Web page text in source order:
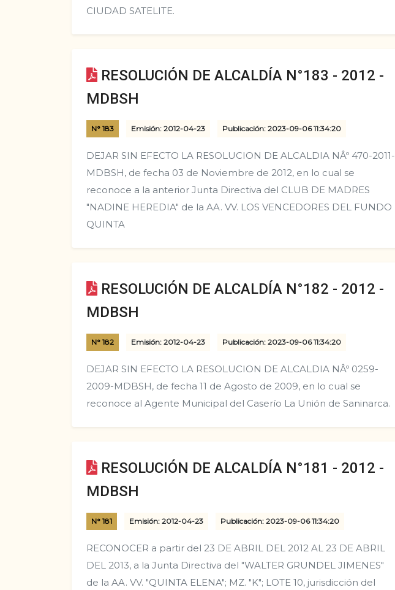
CIUDAD SATELITE.
RESOLUCIÓN DE ALCALDÍA N°183 - 2012 -
MDBSH
N° 183 Emisión: 2012-04-23 Publicación: 2023-09-06 11:34:20
DEJAR SIN EFECTO LA RESOLUCION DE ALCALDIA NÂº 470-2011-
MDBSH, de fecha 03 de Noviembre de 2012, en lo cual se
reconoce a la anterior Junta Directiva del CLUB DE MADRES
"NADINE HEREDIA" de la AA. VV. LOS VENCEDORES DEL FUNDO
QUINTA
RESOLUCIÓN DE ALCALDÍA N°182 - 2012 -
MDBSH
N° 182 Emisión: 2012-04-23 Publicación: 2023-09-06 11:34:20
DEJAR SIN EFECTO LA RESOLUCION DE ALCALDIA NÂº 0259-
2009-MDBSH, de fecha 11 de Agosto de 2009, en lo cual se
reconoce al Agente Municipal del Caserí­o La Unión de Saninarca.
RESOLUCIÓN DE ALCALDÍA N°181 - 2012 -
MDBSH
N° 181 Emisión: 2012-04-23 Publicación: 2023-09-06 11:34:20
RECONOCER a partir del 23 DE ABRIL DEL 2012 AL 23 DE ABRIL
DEL 2013, a la Junta Directiva del "WALTER GRUNDEL JIMENES"
de la AA. VV. "QUINTA ELENA"; MZ. "K"; LOTE 10, jurisdicción del